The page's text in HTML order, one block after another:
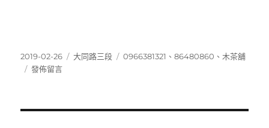
發
佈
2019-02-26
分
大同路三段
標
0966381321 、86480860 、 木茶舖
在
發佈留言